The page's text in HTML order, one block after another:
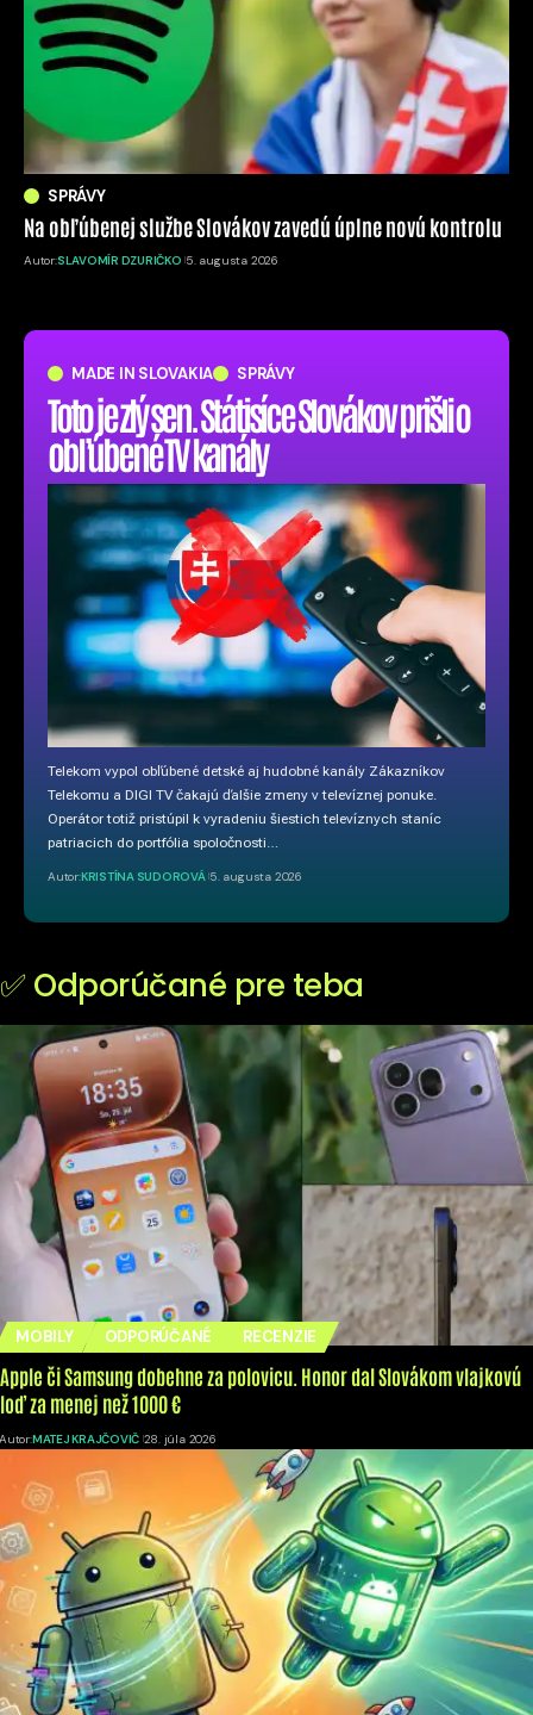
MADE IN SLOVAKIA SPRÁVY
Toto je zlý sen. Státisíce Slovákov prišli o
obľúbené TV kanály
Telekom vypol obľúbené detské aj hudobné kanály Zákazníkov
Telekomu a DIGI TV čakajú ďalšie zmeny v televíznej ponuke.
Operátor totiž pristúpil k vyradeniu šiestich televíznych staníc
patriacich do portfólia spoločnosti…
Autor:KRISTÍNA SUDOROVÁ 5. augusta 2026
SPRÁVY
Na obľúbenej službe Slovákov zavedú úplne novú kontrolu
Autor:SLAVOMÍR DZURIČKO 5. augusta 2026
✅ Odporúčané pre teba
MOBILY ODPORÚČANÉ RECENZIE
Apple či Samsung dobehne za polovicu. Honor dal Slovákom vlajkovú
loď za menej než 1000 €
Autor:MATEJ KRAJČOVIČ 28. júla 2026